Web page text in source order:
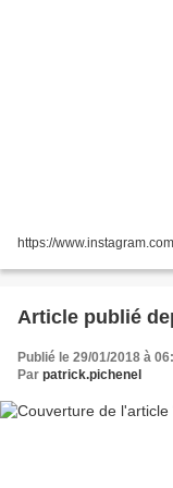
https://
Publié le 29/01/2018 à
Par patrick.pichenel